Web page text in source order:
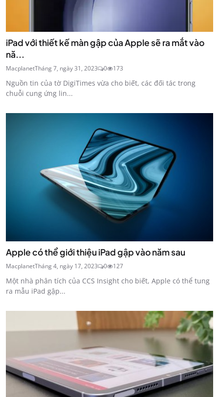
iPad với thiết kế màn gập của Apple sẽ ra mắt vào
nă...
MacplanetTháng 7, ngày 31, 2023 0 173
Nguồn tin của tờ DigiTimes vừa cho biết, các đối tác trong
chuỗi cung ứng lin...
Apple có thể giới thiệu iPad gập vào năm sau
MacplanetTháng 4, ngày 17, 2023 0 127
Một nhà phân tích của CCS Insight cho biết, Apple có thể tung
ra mẫu iPad gập...